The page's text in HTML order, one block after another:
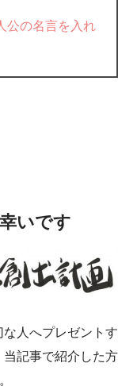
公の名言を入れ
いです
人へプレゼントす
記事で紹介した方